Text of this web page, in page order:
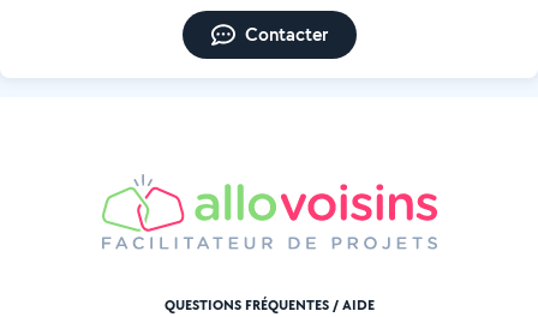
Contacter
QUESTIONS FRÉQUENTES / AIDE